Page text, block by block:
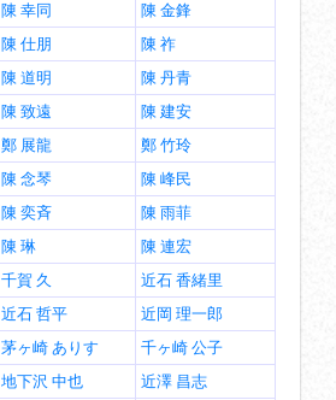
陳 幸同
陳 金鋒
陳 仕朋
陳 祚
陳 道明
陳 丹青
陳 致遠
陳 建安
鄭 展龍
鄭 竹玲
陳 念琴
陳 峰民
陳 奕斉
陳 雨菲
陳 琳
陳 連宏
千賀 久
近石 香緒里
近石 哲平
近岡 理一郎
茅ヶ崎 ありす
千ヶ崎 公子
地下沢 中也
近澤 昌志